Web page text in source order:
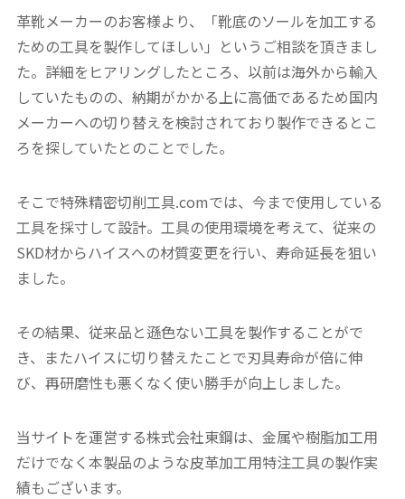
革靴メーカーのお客様より、「靴底のソールを加工する
ための工具を製作してほしい」というご相談を頂きまし
た。詳細をヒアリングしたところ、以前は海外から輸入
していたものの、納期がかかる上に高価であるため国内
メーカーへの切り替えを検討されており製作できるとこ
ろを探していたとのことでした。
そこで特殊精密切削工具.comでは、今まで使用している
工具を採寸して設計。工具の使用環境を考えて、従来の
SKD材からハイスへの材質変更を行い、寿命延長を狙い
ました。
その結果、従来品と遜色ない工具を製作することがで
き、またハイスに切り替えたことで刃具寿命が倍に伸
び、再研磨性も悪くなく使い勝手が向上しました。
当サイトを運営する株式会社東鋼は、金属や樹脂加工用
だけでなく本製品のような皮革加工用特注工具の製作実
績もございます。